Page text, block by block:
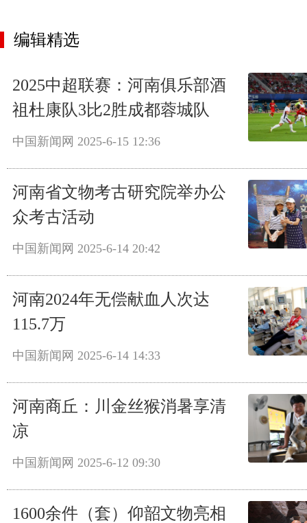
编辑精选
2025中超联赛：河南俱乐部酒
祖杜康队3比2胜成都蓉城队
中国新闻网 2025-6-15 12:36
河南省文物考古研究院举办公
众考古活动
中国新闻网 2025-6-14 20:42
河南2024年无偿献血人次达
115.7万
中国新闻网 2025-6-14 14:33
河南商丘：川金丝猴消暑享清
凉
中国新闻网 2025-6-12 09:30
1600余件（套）仰韶文物亮相